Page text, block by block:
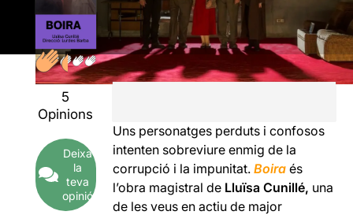
5
Opinions
Deixa
la
teva
opinió
Uns personatges perduts i confosos
intenten sobreviure enmig de la
corrupció i la impunitat.Boira és
l’obra magistral de Lluïsa Cunillé, una
de les veus en actiu de major